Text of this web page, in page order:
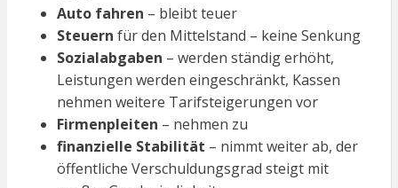
Auto fahren – bleibt teuer
Steuern für den Mittelstand – keine Senkung
Sozialabgaben – werden ständig erhöht,
Leistungen werden eingeschränkt, Kassen
nehmen weitere Tarifsteigerungen vor
Firmenpleiten – nehmen zu
finanzielle Stabilität – nimmt weiter ab, der
öffentliche Verschuldungsgrad steigt mit